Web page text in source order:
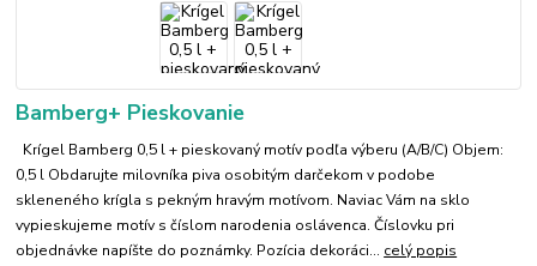
Bamberg+ Pieskovanie
Krígel Bamberg 0,5 l + pieskovaný motív podľa výberu (A/B/C) Objem:
0,5 l Obdarujte milovníka piva osobitým darčekom v podobe
skleneného krígla s pekným hravým motívom. Naviac Vám na sklo
vypieskujeme motív s číslom narodenia oslávenca. Číslovku pri
objednávke napíšte do poznámky. Pozícia dekoráci... celý popis